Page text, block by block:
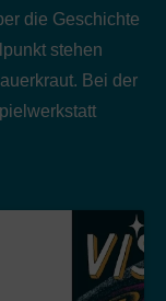
die Geschichte
stehen
Bei der